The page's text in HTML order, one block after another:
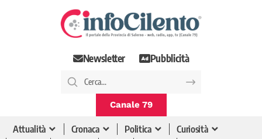
Newsletter Pubblicità
Canale 79
Attualità Cronaca Politica
Curiosità